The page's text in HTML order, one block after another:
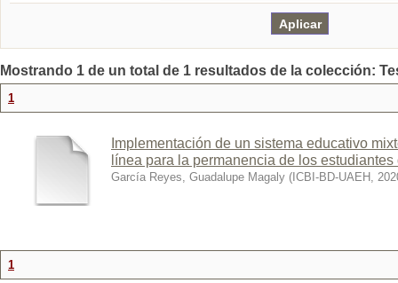
Mostrando 1 de un total de 1 resultados de la colección:
1
Implementación de un sistema educativo
línea para la permanencia de los
García Reyes, Guadalupe Magaly ( ICBI-BD-UAEH ,
1